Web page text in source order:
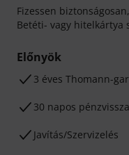
Fizessen
Betéti- vagy hitelkártya
Előnyök
3 éves Thomann-
30 napos
Javítás/Szervizelés